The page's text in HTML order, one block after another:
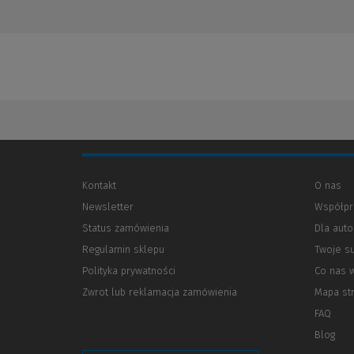
Kontakt
Newsletter
Status zamówienia
Regulamin sklepu
Polityka prywatności
innej
Zwrot lub reklamacja zamówienia
O nas
Dla
Twoje
Co nas
Mapa
FAQ
Blog